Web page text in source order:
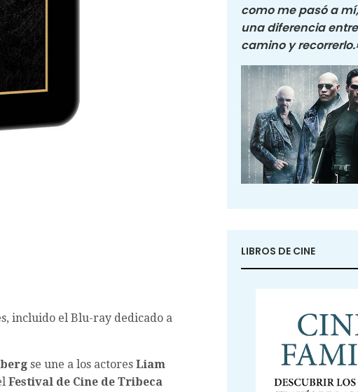
incluido el Blu-ray dedicado a
se une a los actores Liam
Festival de Cine de Tribeca
como me pasó a
una diferencia
camino y
LIBROS DE CINE